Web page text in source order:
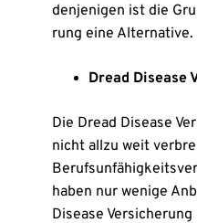
denjenigen ist die
rung eine Alternative.
Dread Disease
Die Dread Disease
nicht allzu weit
haben nur wenige
Disease